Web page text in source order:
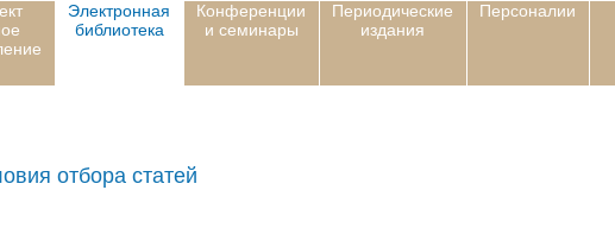
Электронная
библиотека
Конференции
и семинары
Периодические
издания
Персоналии
отбора статей